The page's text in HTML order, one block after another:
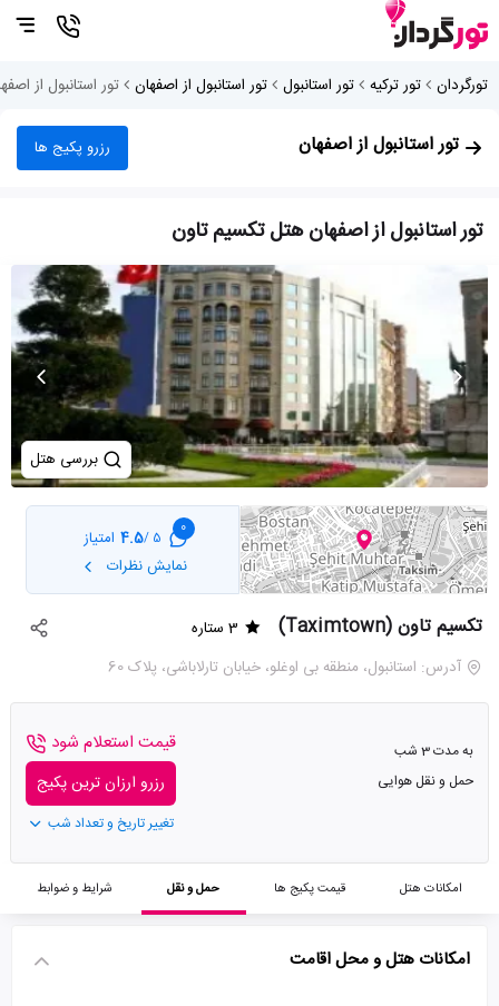
تورگردان تور ترکیه تور استانبول تور استانبول از اصفهان تور استانبول از
تور استانبول از اصفهان رزرو پکیج ها
تور استانبول از اصفهان هتل تکسیم تاون
بررسی هتل
0
5 /
4.5 امتیاز
نمایش نظرات
تکسیم تاون (Taximtown)
3 ستاره
آدرس: استانبول، منطقه بی اوغلو، خیابان تارلاباشی، پلاک 60
به مدت 3 شب
حمل و نقل هوایی
قیمت استعلام شود
رزرو ارزان ترین پکیج
تغییر تاریخ و تعداد شب
امکانات هتل قیمت پکیج ها حمل و نقل شرایط و ضوابط
امکانات هتل و محل اقامت